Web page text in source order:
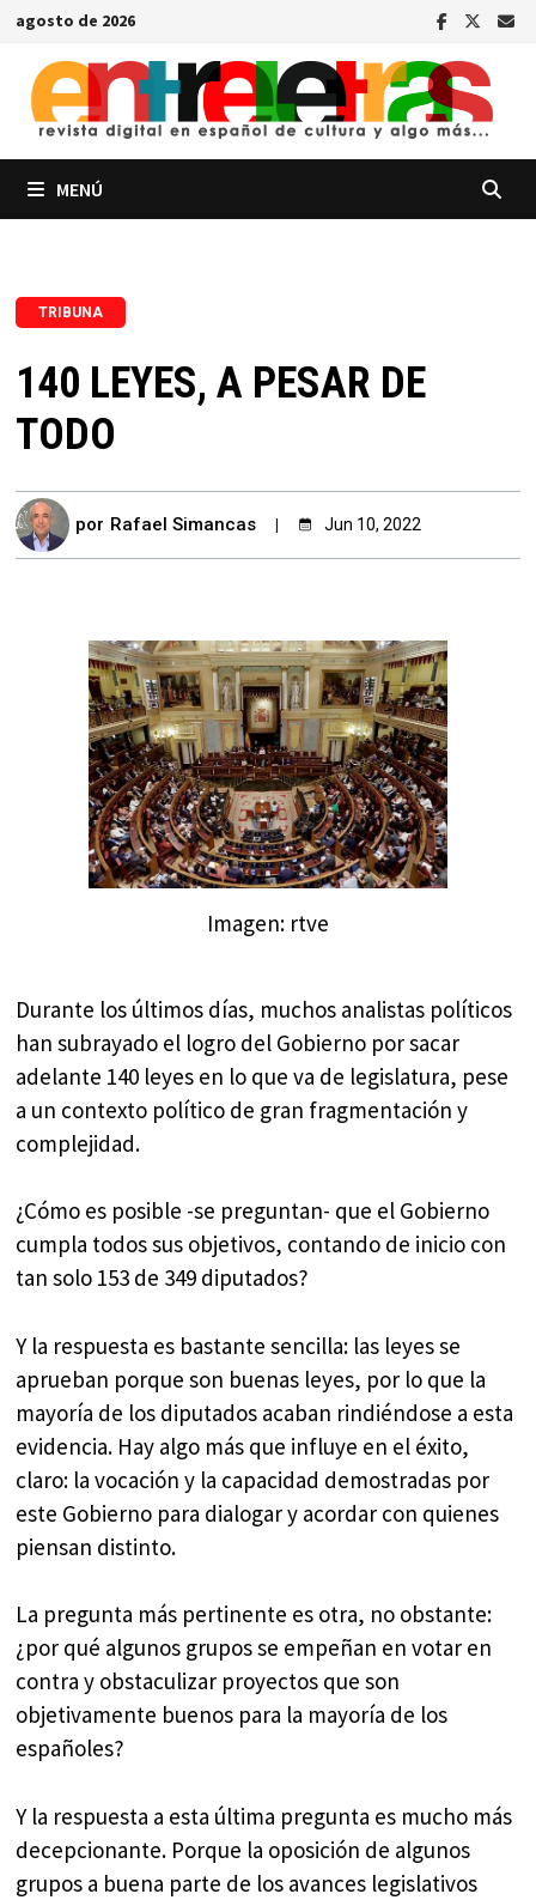
Saltar
contenido
agosto de 2026
MENÚ
TRIBUNA
140 LEYES, A PESAR DE
TODO
por Rafael Simancas Jun 10, 2022
Imagen: rtve
Durante los últimos días, muchos analistas políticos
han subrayado el logro del Gobierno por sacar
adelante 140 leyes en lo que va de legislatura, pese
a un contexto político de gran fragmentación y
complejidad.
¿Cómo es posible -se preguntan- que el Gobierno
cumpla todos sus objetivos, contando de inicio con
tan solo 153 de 349 diputados?
Y la respuesta es bastante sencilla: las leyes se
aprueban porque son buenas leyes, por lo que la
mayoría de los diputados acaban rindiéndose a esta
evidencia. Hay algo más que influye en el éxito,
claro: la vocación y la capacidad demostradas por
este Gobierno para dialogar y acordar con quienes
piensan distinto.
La pregunta más pertinente es otra, no obstante:
¿por qué algunos grupos se empeñan en votar en
contra y obstaculizar proyectos que son
objetivamente buenos para la mayoría de los
españoles?
Y la respuesta a esta última pregunta es mucho más
decepcionante. Porque la oposición de algunos
grupos a buena parte de los avances legislativos